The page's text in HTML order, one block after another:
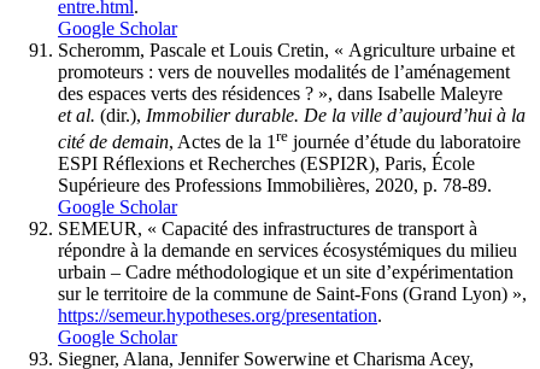
entre.html.
Google Scholar
Scheromm, Pascale et Louis Cretin, « Agriculture urbaine et
promoteurs : vers de nouvelles modalités de l’aménagement
des espaces verts des résidences ? », dans Isabelle Maleyre
et al. (dir.), Immobilier durable. De la ville d’aujourd’hui à la
cité de demain, Actes de la 1 re journée d’étude du laboratoire
ESPI Réflexions et Recherches (ESPI2R), Paris, École
Supérieure des Professions Immobilières, 2020, p. 78-89.
Google Scholar
SEMEUR, « Capacité des infrastructures de transport à
répondre à la demande en services écosystémiques du milieu
urbain – Cadre méthodologique et un site d’expérimentation
sur le territoire de la commune de Saint-Fons (Grand Lyon) »,
https://semeur.hypotheses.org/presentation.
Google Scholar
Siegner, Alana, Jennifer Sowerwine et Charisma Acey,